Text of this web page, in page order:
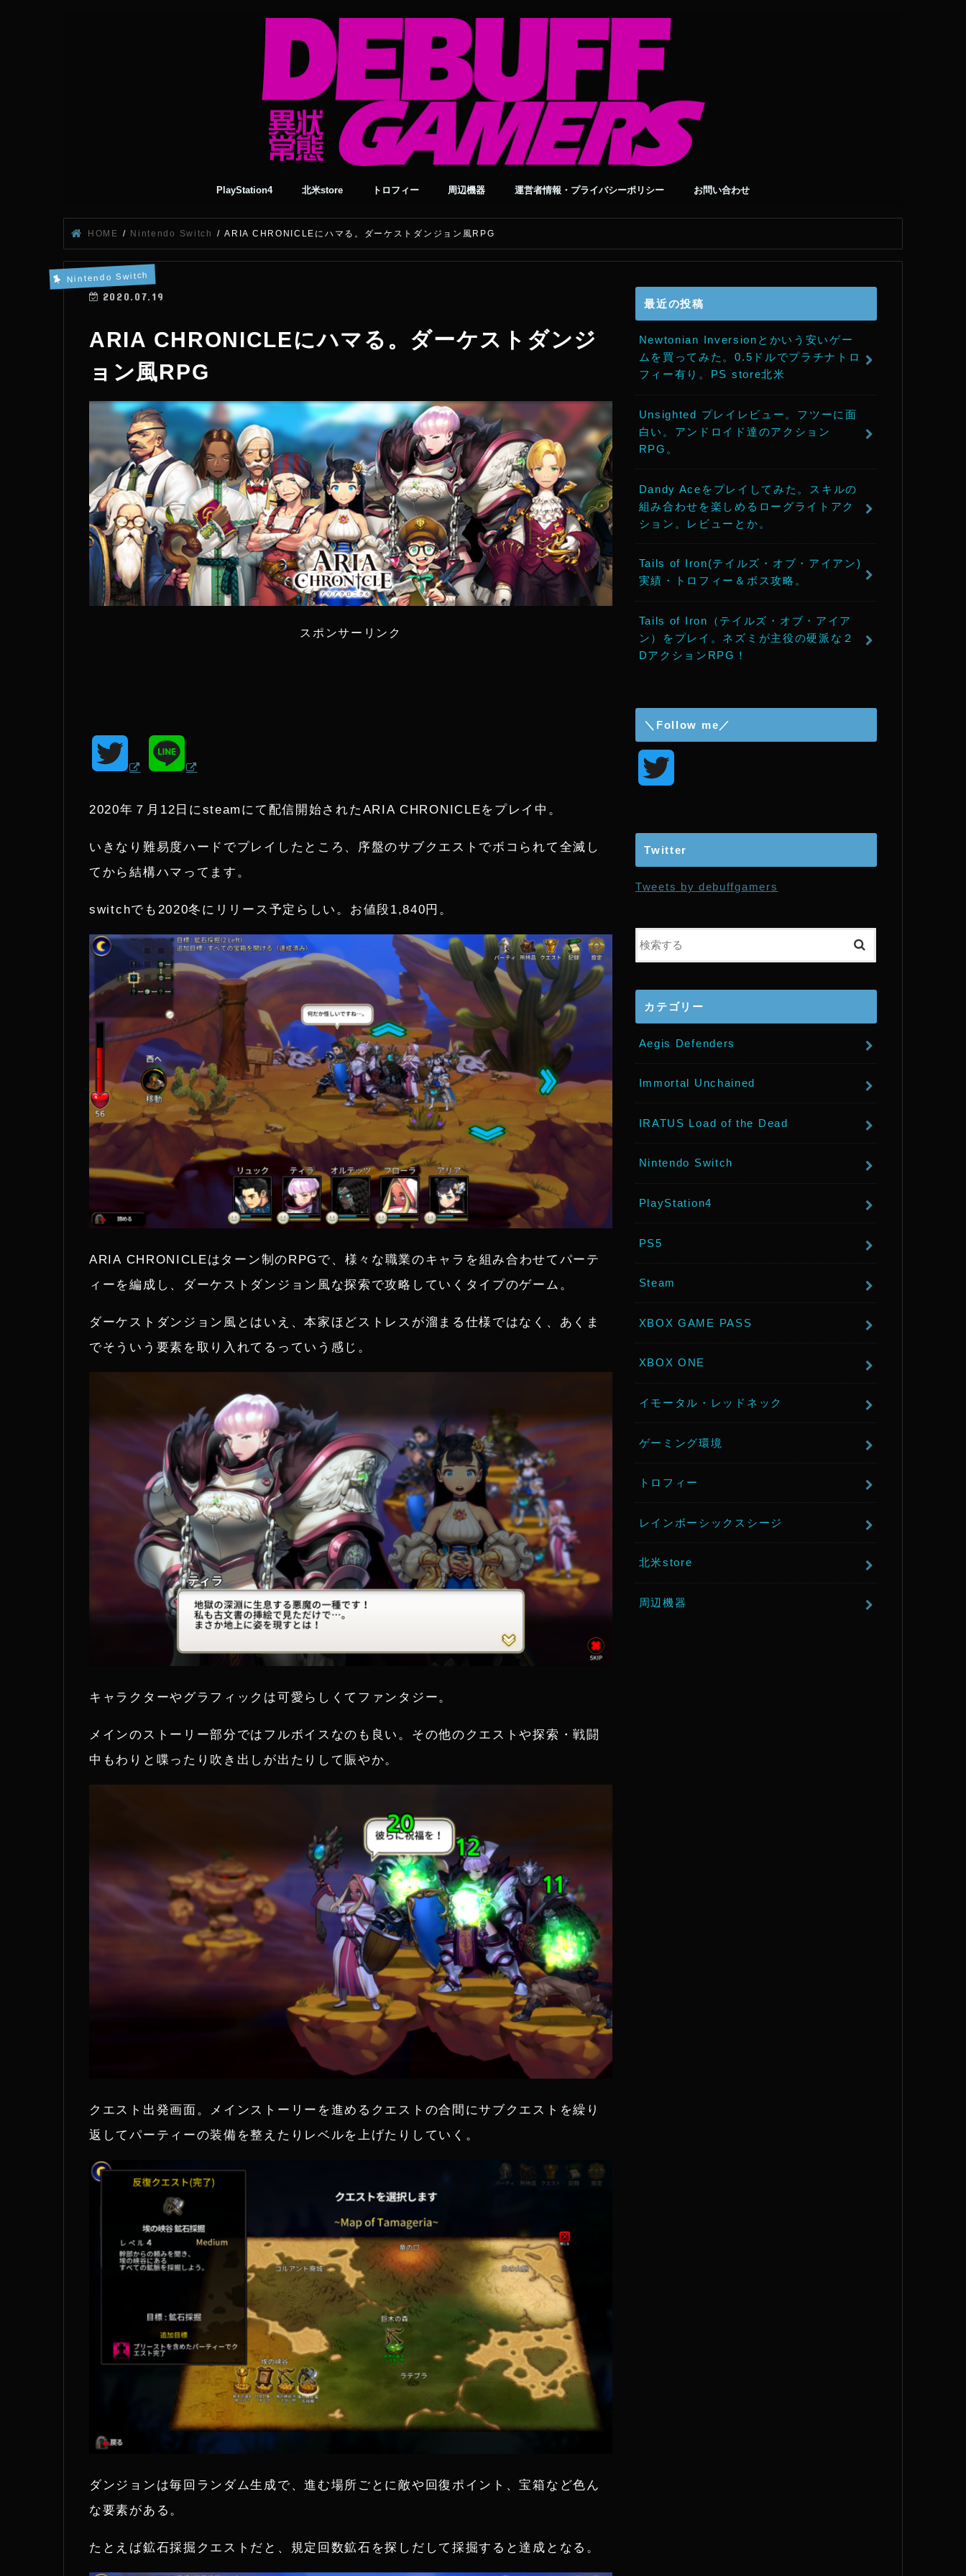
PlayStation4 北米store トロフィー 周辺機器 運営者情報・プライバシーポリシー お問い合わせ
HOME Nintendo Switch ARIA CHRONICLEにハマる。ダーケストダンジョン風RPG
Nintendo Switch
2020.07.19
ARIA CHRONICLEにハマる。ダーケストダンジ
ョン風RPG
スポンサーリンク
e
2020年７月12日にsteamにて配信開始されたARIA CHRONICLEをプレイ中。
いきなり難易度ハードでプレイしたところ、序盤のサブクエストでボコられて全滅し
てから結構ハマってます。
switchでも2020冬にリリース予定らしい。お値段1,840円。
ARIA CHRONICLEはターン制のRPGで、様々な職業のキャラを組み合わせてパーテ
ィーを編成し、ダーケストダンジョン風な探索で攻略していくタイプのゲーム。
ダーケストダンジョン風とはいえ、本家ほどストレスが溜まる仕様ではなく、あくま
でそういう要素を取り入れてるっていう感じ。
キャラクターやグラフィックは可愛らしくてファンタジー。
メインのストーリー部分ではフルボイスなのも良い。その他のクエストや探索・戦闘
中もわりと喋ったり吹き出しが出たりして賑やか。
クエスト出発画面。メインストーリーを進めるクエストの合間にサブクエストを繰り
返してパーティーの装備を整えたりレベルを上げたりしていく。
ダンジョンは毎回ランダム生成で、進む場所ごとに敵や回復ポイント、宝箱など色ん
な要素がある。
たとえば鉱石採掘クエストだと、規定回数鉱石を探しだして採掘すると達成となる。
最近の投稿
Newtonian Inversionとかいう安いゲー
ムを買ってみた。0.5ドルでプラチナトロ
フィー有り。PS store北米
Unsighted プレイレビュー。フツーに面
白い。アンドロイド達のアクション
RPG。
Dandy Aceをプレイしてみた。スキルの
組み合わせを楽しめるローグライトアク
ション。レビューとか。
Tails of Iron(テイルズ・オブ・アイアン)
実績・トロフィー＆ボス攻略。
Tails of Iron（テイルズ・オブ・アイア
ン）をプレイ。ネズミが主役の硬派な２
DアクションRPG！
＼Follow me／
e
Twitter
Tweets by debuffgamers
カテゴリー
Aegis Defenders
Immortal Unchained
IRATUS Load of the Dead
Nintendo Switch
PlayStation4
PS5
Steam
XBOX GAME PASS
XBOX ONE
イモータル・レッドネック
ゲーミング環境
トロフィー
レインボーシックスシージ
北米store
周辺機器